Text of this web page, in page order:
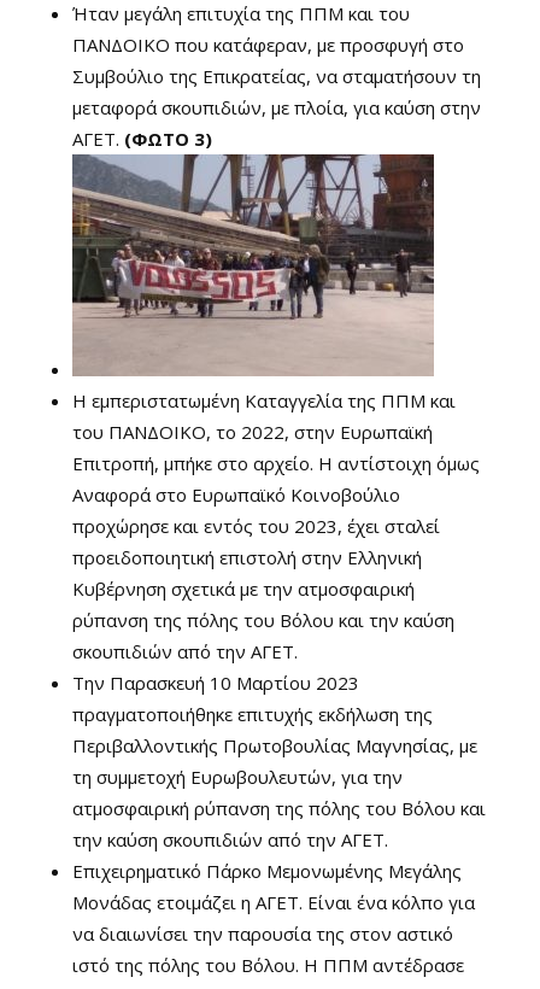
Ήταν μεγάλη επιτυχία της ΠΠΜ και του
ΠΑΝΔΟΙΚΟ που κατάφεραν, με προσφυγή στο
Συμβούλιο της Επικρατείας, να σταματήσουν τη
μεταφορά σκουπιδιών, με πλοία, για καύση στην
ΑΓΕΤ. (ΦΩΤΟ 3)
Η εμπεριστατωμένη Καταγγελία της ΠΠΜ και
του ΠΑΝΔΟΙΚΟ, το 2022, στην Ευρωπαϊκή
Επιτροπή, μπήκε στο αρχείο. Η αντίστοιχη όμως
Αναφορά στο Ευρωπαϊκό Κοινοβούλιο
προχώρησε και εντός του 2023, έχει σταλεί
προειδοποιητική επιστολή στην Ελληνική
Κυβέρνηση σχετικά με την ατμοσφαιρική
ρύπανση της πόλης του Βόλου και την καύση
σκουπιδιών από την ΑΓΕΤ.
Την Παρασκευή 10 Μαρτίου 2023
πραγματοποιήθηκε επιτυχής εκδήλωση της
Περιβαλλοντικής Πρωτοβουλίας Μαγνησίας, με
τη συμμετοχή Ευρωβουλευτών, για την
ατμοσφαιρική ρύπανση της πόλης του Βόλου και
την καύση σκουπιδιών από την ΑΓΕΤ.
Επιχειρηματικό Πάρκο Μεμονωμένης Μεγάλης
Μονάδας ετοιμάζει η ΑΓΕΤ. Είναι ένα κόλπο για
να διαιωνίσει την παρουσία της στον αστικό
ιστό της πόλης του Βόλου. Η ΠΠΜ αντέδρασε